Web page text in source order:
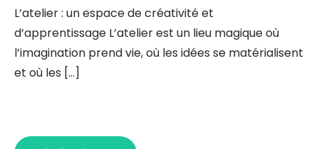
L’atelier : un espace de créativité et
d’apprentissage L’atelier est un lieu magique où
l’imagination prend vie, où les idées se matérialisent
et où les […]